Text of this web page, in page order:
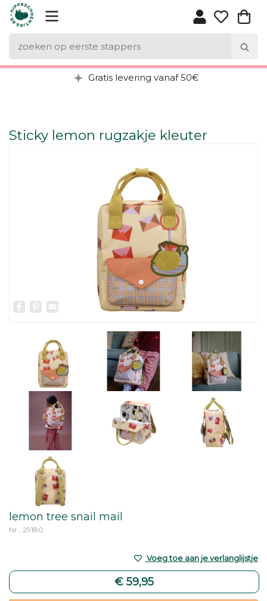
Gratis levering vanaf 50€
Sticky lemon rugzakje kleuter
Facebook
Pinterest
lemon tree snail mail
Nr.: 29180
€ 59,95
Voeg toe aan je verlanglijstje